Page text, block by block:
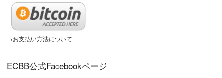
→お支払い方法について
ECBB公式Facebookページ